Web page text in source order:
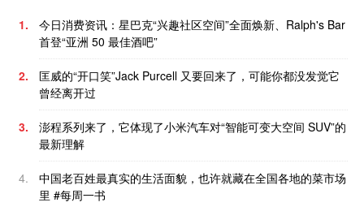
1.
今日消费资讯：星巴克“兴趣社区空间”全面焕新、Ralph's Bar
首登“亚洲 50 最佳酒吧”
2.
匡威的“开口笑”Jack Purcell 又要回来了，可能你都没发觉它
曾经离开过
3.
澎程系列来了，它体现了小米汽车对“智能可变大空间 SUV”的
最新理解
4.
中国老百姓最真实的生活面貌，也许就藏在全国各地的菜市场
里 #每周一书